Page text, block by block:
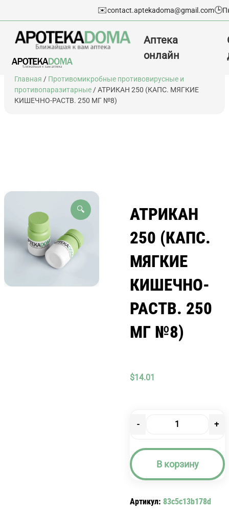
Перейти
содержимому
✉️contact.aptekadoma@gmail.com🕒
Аптека
онлайн
Главная / Противомикробные противовирусные и
противопаразитарные / АТРИКАН 250 (КАПС. МЯГКИЕ
КИШЕЧНО-РАСТВ. 250 МГ №8)
🔍
АТРИКАН
250 (КАПС.
МЯГКИЕ
КИШЕЧНО-
РАСТВ. 250
МГ №8)
$14.01
-
АТРИКАН
250
(КАПС.
КИШЕЧНО-
+
В корзину
Артикул: 83c5c13b178d